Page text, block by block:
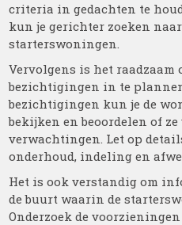
criteria in gedachten te
kun je gerichter zoeken
starterswoningen.
Vervolgens is het raadzaam
bezichtigingen in te
bezichtigingen kun je de
bekijken en beoordelen of
verwachtingen. Let op
onderhoud, indeling en
Het is ook verstandig om
de buurt waarin de
Onderzoek de